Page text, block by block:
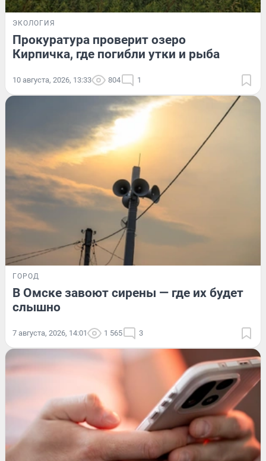
ЭКОЛОГИЯ
Прокуратура проверит озеро
Кирпичка, где погибли утки и рыба
10 августа, 2026, 13:33 804 1
ГОРОД
В Омске завоют сирены — где их будет
слышно
7 августа, 2026, 14:01 1 565 3